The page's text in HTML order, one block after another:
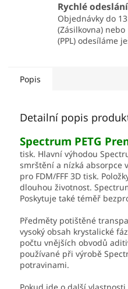
Rychlé odeslání
Objednávky do
(Zásilkovna) nebo
(PPL) odesíláme
Popis
Detailní popis
Spectrum PETG
tisk. Hlavní výhodou
smrštění a nízká absorpce
pro FDM/FFF 3D tisk.
dlouhou životnost.
Poskytuje také téměř
Předměty potištěné
vysoký obsah krystalické
počtu vnějších obvodů
používané při výrobě
potravinami.